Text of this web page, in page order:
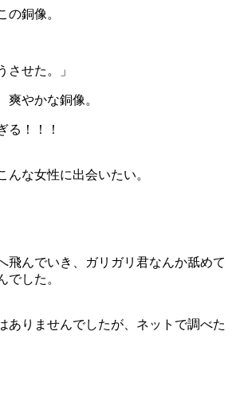
の銅像。
させた。」
爽やかな銅像。
る！！！
んな女性に出会いたい。
飛んでいき、ガリガリ君なんか舐めて
でした。
ありませんでしたが、ネットで調べた